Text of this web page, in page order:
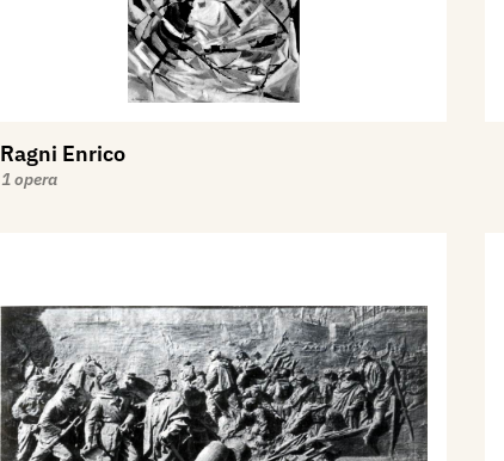
Ragni Enrico
1 opera